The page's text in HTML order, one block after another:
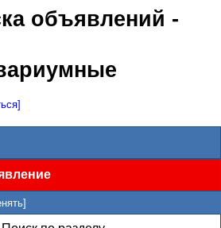
объявлений -